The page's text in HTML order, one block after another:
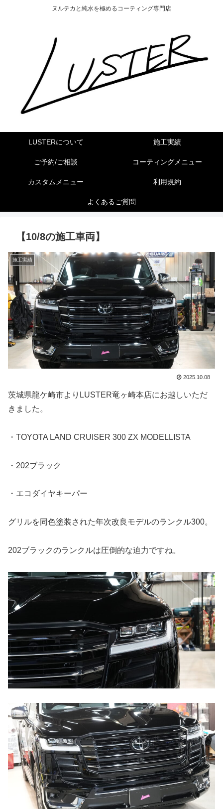
ヌルテカと純水を極めるコーティング専門店
LUSTERについて 施工実績
ご予約/ご相談 コーティングメニュー
カスタムメニュー 利用規約
よくあるご質問
【10/8の施工車両】
施工実績
2025.10.08
茨城県龍ケ崎市よりLUSTER竜ヶ崎本店にお越しいただ
きました。
・TOYOTA LAND CRUISER 300 ZX MODELLISTA
・202ブラック
・エコダイヤキーパー
グリルを同色塗装された年次改良モデルのランクル300。
202ブラックのランクルは圧倒的な迫力ですね。